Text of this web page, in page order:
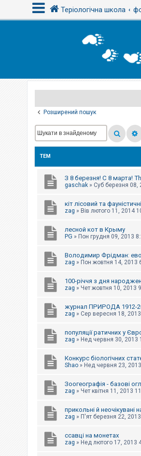
Теріологічна школа
Розширений пошук
ТЕМ
З 8 березня! С 8 марта!
gaschak » Суб березня 08,
кіт лісовий та
zag » Вів лютого 11, 2014
лесной кот в Крыму
PG » Пон грудня 09, 2013
Володимир Фрідман:
zag » Пон жовтня 14, 2013
100-річчя з дня
zag » Чет жовтня 10, 2013
журнал ПРИРОДА 1912-
zag » Сер вересня 18,
популяції ратичних у
zag » Нед червня 30, 2013
Конкурс біологічних
Shao » Нед червня 23,
Зоогеографія - базові
zag » Чет квітня 11, 2013
прикольні й неочікувані
zag » П'ят березня 22,
ссавці на монетах
zag » Нед лютого 17, 2013